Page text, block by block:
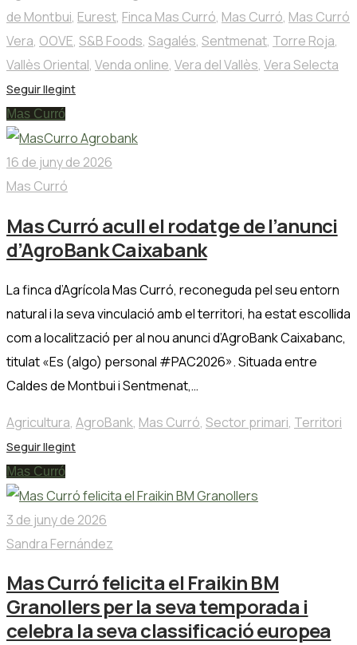
de Montbui, Eurest, Finca Mas Curró, Mas Curró, Mas Curró
Vera, OOVE, S&B Foods, Sagalés, Sentmenat, Torre Roja,
Vallès Oriental, Venda online, Vera del Vallès, Vera Selecta
Seguir llegint
Mas Curró
16 de juny de 2026
Mas Curró
Mas Curró acull el rodatge de l’anunci
d’AgroBank Caixabank
La finca d’Agrícola Mas Curró, reconeguda pel seu entorn
natural i la seva vinculació amb el territori, ha estat escollida
com a localització per al nou anunci d’AgroBank Caixabanc,
titulat «Es (algo) personal #PAC2026». Situada entre
Caldes de Montbui i Sentmenat,…
Agricultura, AgroBank, Mas Curró, Sector primari, Territori
Seguir llegint
Mas Curró
3 de juny de 2026
Sandra Fernández
Mas Curró felicita el Fraikin BM
Granollers per la seva temporada i
celebra la seva classificació europea